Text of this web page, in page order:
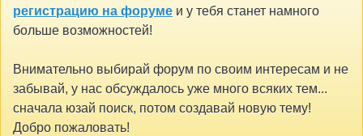
регистрацию на форуме и у тебя станет намного
больше возможностей!
Внимательно выбирай форум по своим интересам и не
забывай, у нас обсуждалось уже много всяких тем...
сначала юзай поиск, потом создавай новую тему!
Добро пожаловать!